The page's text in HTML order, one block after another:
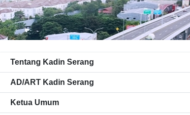
Tentang Kadin Serang
AD/ART Kadin Serang
Ketua Umum